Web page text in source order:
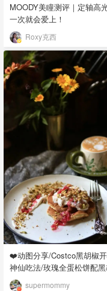
MOODY美瞳测评｜定轴高
一次就会爱上！
Roxy克西
❤️动图分享/Costco黑胡椒
神仙吃法/玫瑰全蛋松饼配
开心果碎太惊艳😍
supermommy